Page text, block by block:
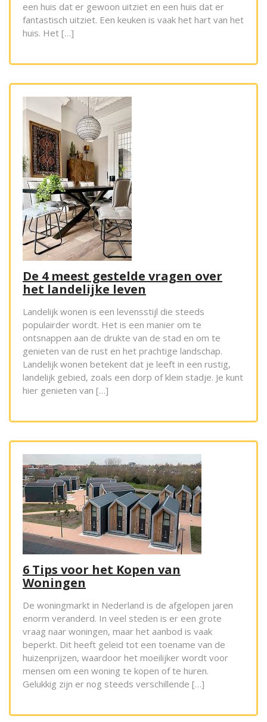
een huis dat er gewoon uitziet en een huis dat er
fantastisch uitziet. Een keuken is vaak het hart van het
huis. Het […]
De 4 meest gestelde vragen over
het landelijke leven
Landelijk wonen is een levensstijl die steeds
populairder wordt. Het is een manier om te
ontsnappen aan de drukte van de stad en om te
genieten van de rust en het prachtige landschap.
Landelijk wonen betekent dat je leeft in een rustig,
landelijk gebied, zoals een dorp of klein stadje. Je kunt
hier genieten van […]
6 Tips voor het Kopen van
Woningen
De woningmarkt in Nederland is de afgelopen jaren
enorm veranderd. In veel steden is er een grote
vraag naar woningen, maar het aanbod is vaak
beperkt. Dit heeft geleid tot een toename van de
huizenprijzen, waardoor het moeilijker wordt voor
mensen om een woning te kopen of te huren.
Gelukkig zijn er nog steeds verschillende […]